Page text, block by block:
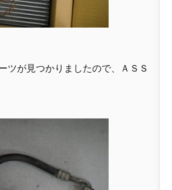
ツが見つかりましたので、ＡＳＳ